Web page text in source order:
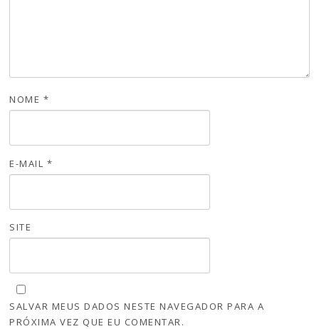
NOME *
E-MAIL *
SITE
SALVAR MEUS DADOS NESTE NAVEGADOR PARA A
PRÓXIMA VEZ QUE EU COMENTAR.